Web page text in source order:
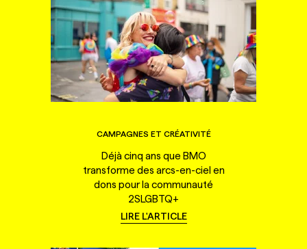
CAMPAGNES ET CRÉATIVITÉ
Déjà cinq ans que BMO
transforme des arcs-en-ciel en
dons pour la communauté
2SLGBTQ+
LIRE L'ARTICLE